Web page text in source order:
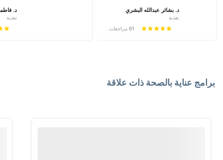
د. بشائر عبدالله البشري
تغذية
61 مراجعات
د.
تغذية
برامج عناية بالصحة ذات علاقة